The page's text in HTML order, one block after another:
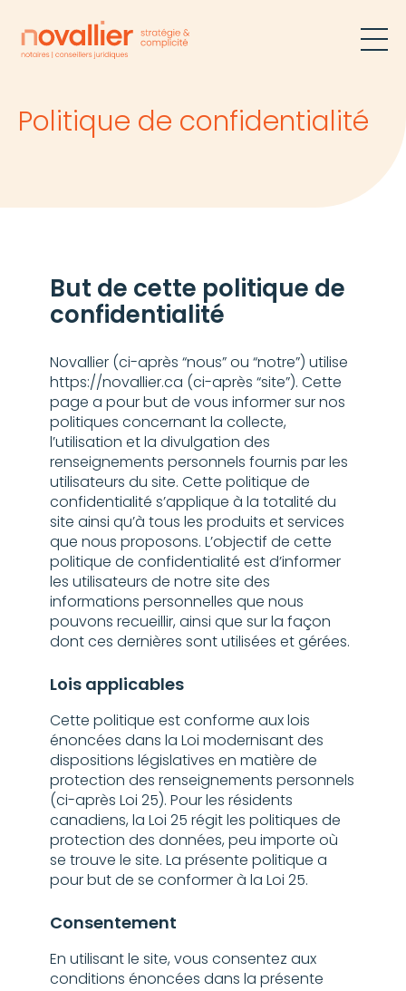
Politique de confidentialité
But de cette politique de
confidentialité
Novallier (ci-après “nous” ou “notre”) utilise
https://novallier.ca (ci-après “site”). Cette
page a pour but de vous informer sur nos
politiques concernant la collecte,
l’utilisation et la divulgation des
renseignements personnels fournis par les
utilisateurs du site. Cette politique de
confidentialité s’applique à la totalité du
site ainsi qu’à tous les produits et services
que nous proposons. L’objectif de cette
politique de confidentialité est d’informer
les utilisateurs de notre site des
informations personnelles que nous
pouvons recueillir, ainsi que sur la façon
dont ces dernières sont utilisées et gérées.
Lois applicables
Cette politique est conforme aux lois
énoncées dans la Loi modernisant des
dispositions législatives en matière de
protection des renseignements personnels
(ci-après Loi 25). Pour les résidents
canadiens, la Loi 25 régit les politiques de
protection des données, peu importe où
se trouve le site. La présente politique a
pour but de se conformer à la Loi 25.
Consentement
En utilisant le site, vous consentez aux
conditions énoncées dans la présente